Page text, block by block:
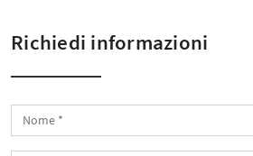
Richiedi informazioni